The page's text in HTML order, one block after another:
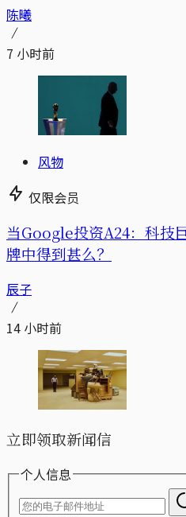
陈曦
7 小时前
风物
仅限会员
当Google投资A24：科
牌中得到甚么？
辰子
14 小时前
立即领取新闻信
个人信息